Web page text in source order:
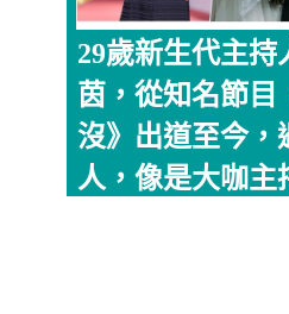
29歲新生代主
茵，從知名節目
沒》出道至今，
人，像是大咖主